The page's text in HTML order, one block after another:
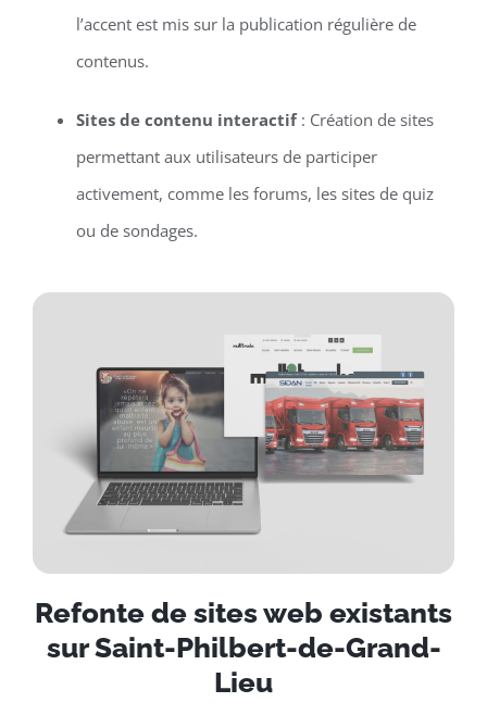
l’accent est mis sur la publication régulière de
contenus.
Sites de contenu interactif: Création de sites
permettant aux utilisateurs de participer
activement, comme les forums, les sites de quiz
ou de sondages.
Refonte de sites web existants
sur Saint-Philbert-de-Grand-
Lieu